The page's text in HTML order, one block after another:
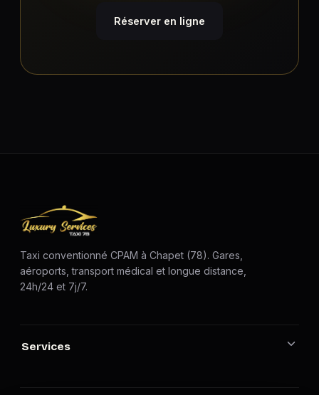
Réserver en ligne
Taxi conventionné CPAM à Chapet (78). Gares,
aéroports, transport médical et longue distance,
24h/24 et 7j/7.
Services